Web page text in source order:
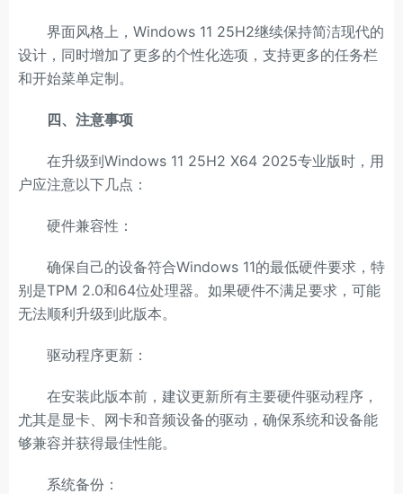
界面风格上，Windows 11 25H2继续保持简洁现代的
设计，同时增加了更多的个性化选项，支持更多的任务栏
和开始菜单定制。
四、注意事项
在升级到Windows 11 25H2 X64 2025专业版时，用
户应注意以下几点：
硬件兼容性：
确保自己的设备符合Windows 11的最低硬件要求，特
别是TPM 2.0和64位处理器。如果硬件不满足要求，可能
无法顺利升级到此版本。
驱动程序更新：
在安装此版本前，建议更新所有主要硬件驱动程序，
尤其是显卡、网卡和音频设备的驱动，确保系统和设备能
够兼容并获得最佳性能。
系统备份：